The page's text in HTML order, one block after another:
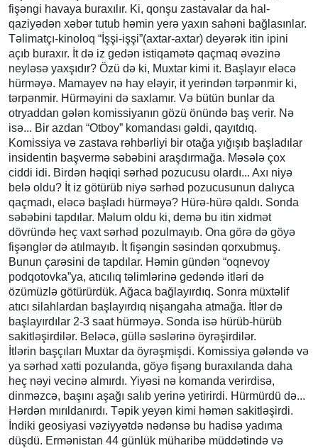
fişəngi havaya buraxılır. Ki, qonşu zastavalar da hal-
qaziyədən xəbər tutub həmin yerə yaxın sahəni bağlasınlar.
Təlimatçı-kinoloq “İşşi-işşi”(axtar-axtar) deyərək itin ipini
açıb buraxır. İt də iz gedən istiqamətə qaçmaq əvəzinə
neyləsə yaxşıdır? Özü də ki, Muxtar kimi it. Başlayır eləcə
hürməyə. Mamayev nə hay eləyir, it yerindən tərpənmir ki,
tərpənmir. Hürməyini də saxlamır. Və bütün bunlar da
otryaddan gələn komissiyanın gözü önündə baş verir. Nə
isə... Bir azdan “Otboy” komandası gəldi, qayıtdıq.
Komissiya və zastava rəhbərliyi bir otağa yığışıb başladılar
insidentin başvermə səbəbini araşdırmağa. Məsələ çox
ciddi idi. Birdən həqiqi sərhəd pozucusu olardı... Axı niyə
belə oldu? İt iz götürüb niyə sərhəd pozucusunun dalıyca
qaçmadı, eləcə başladı hürməyə? Hürə-hürə qaldı. Sonda
səbəbini tapdılar. Məlum oldu ki, demə bu itin xidmət
dövründə heç vaxt sərhəd pozulmayıb. Ona görə də göyə
fişənglər də atılmayıb. İt fişəngin səsindən qorxubmuş.
Bunun çarəsini də tapdılar. Həmin gündən “oqnevoy
podqotovka”ya, atıcılıq təlimlərinə gedəndə itləri də
özümüzlə götürürdük. Ağaca bağlayırdıq. Sonra müxtəlif
atıcı silahlardan başlayırdıq nişangaha atmağa. İtlər də
başlayırdılar 2-3 saat hürməyə. Sonda isə hürüb-hürüb
sakitləşirdilər. Beləcə, güllə səslərinə öyrəşirdilər.
İtlərin başçıları Muxtar da öyrəşmişdi. Komissiya gələndə və
ya sərhəd xətti pozulanda, göyə fişəng buraxılanda daha
heç nəyi vecinə almırdı. Yiyəsi nə komanda verirdisə,
dinməzcə, başını aşağı salıb yerinə yetirirdi. Hürmürdü də...
Hərdən mırıldanırdı. Təpik yeyən kimi həmən sakitləşirdi.
İndiki geosiyasi vəziyyətdə nədənsə bu hadisə yadıma
düşdü. Ermənistan 44 günlük müharibə müddətində və